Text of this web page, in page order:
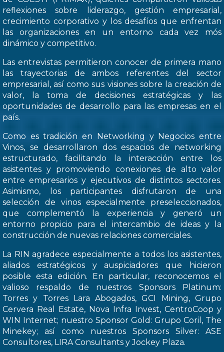
reflexiones sobre liderazgo, gestión empresarial,
crecimiento corporativo y los desafíos que enfrentan
las organizaciones en un entorno cada vez mós
dinámico y competitivo.
Las entrevistas permitieron conocer de primera mano
las trayectorias de ambos referentes del sector
empresarial, así como sus visiones sobre la creación de
valor, la toma de decisiones estratégicas y las
oportunidades de desarrollo para las empresas en el
país.
Como es tradición en Networking y Negocios entre
Vinos, se desarrollaron dos espacios de networking
estructurado, facilitando la interacción entre los
asistentes y promoviendo conexiones de alto valor
entre empresarios y ejecutivos de distintos sectores.
Asimismo, los participantes disfrutaron de una
selección de vinos especialmente preseleccionados,
que complementó la experiencia y generó un
entorno propicio para el intercambio de ideas y la
construcción de nuevas relaciones comerciales.
La RIN agradece especialmente a todos los asistentes,
aliados estratégicos y auspiciadores que hicieron
posible esta edición. En particular, reconocemos el
valioso respaldo de nuestros Sponsors Platinum:
Torres y Torres Lara Abogados, GCI Mining, Grupo
Cervera Real Estate, Nova Infra Invest, CentroCoop y
WIN Internet; nuestro Sponsor Gold: Grupo Coril, The
Minekey; así como nuestros Sponsors Silver: ASE
Consultores, LIRA Consultants y Jockey Plaza.